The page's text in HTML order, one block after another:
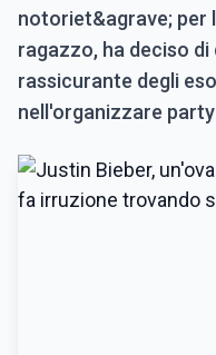
notoriet&agrave; per
ragazzo, ha deciso
rassicurante degli
nell'organizzare party